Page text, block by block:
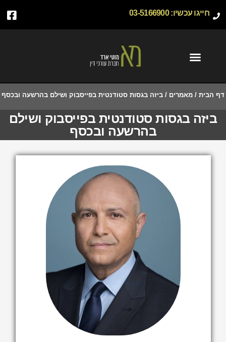
חייגו עכשיו:03-5166900
דף הבית / מאמרים / ביזה בגסות סטודנטית בפייסבוק ושילם בהרשעה ובכסף
ביזה בגסות סטודנטית בפייסבוק ושילם
בהרשעה ובכסף